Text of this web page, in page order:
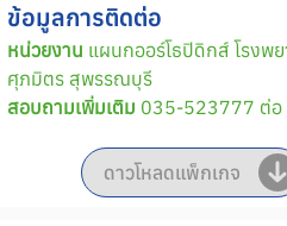
ข้อมูลการติดต่อ
หน่วยงาน แผนกออร์โธปิดิกส์ โรงพ
ศุภมิตร สุพรรณบุรี
สอบถามเพิ่มเติม 035-523777 ต่อ
ดาวโหลดแพ็กเกจ